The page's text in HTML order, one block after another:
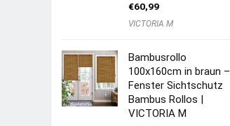
€60,99
VICTORIA M
Bambusrollo
100x160cm in braun –
Fenster Sichtschutz
Bambus Rollos |
VICTORIA M